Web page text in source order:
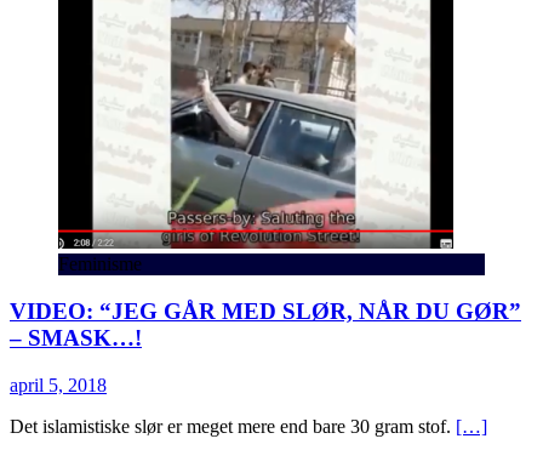
Feminisme
VIDEO: “JEG GÅR MED SLØR, NÅR DU GØR”
– SMASK…!
april 5, 2018
Det islamistiske slør er meget mere end bare 30 gram stof. […]